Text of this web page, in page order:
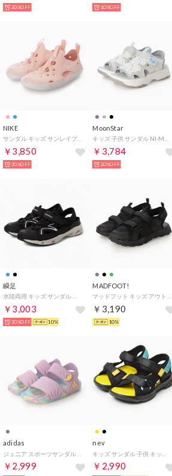
20%OFF 10%OFF
NIKE
サンダル キッズ サンレイプロテクト 4 PS HF6277 2025春夏 Nike Sunray Protect 4 アクアシューズ （ピンク）
￥3,850
30%OFF
MoonStar
キッズ 子供 サンダル NI-MO NM J154 （シルバー）
￥3,784
20%OFF
瞬足
￥3,003
30%OFF 10%
MADFOOT!
￥3,190
10%
adidas
￥2,999
nev
￥2,990